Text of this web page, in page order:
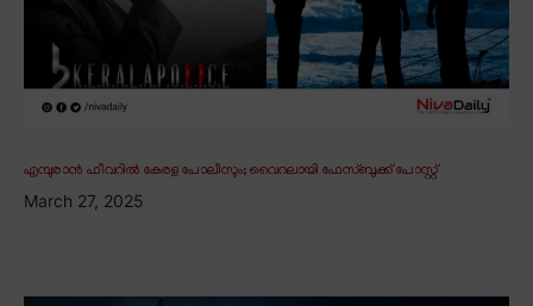
എമ്പുരാൻ ഫീവറിൽ കേരള പോലീസും; വൈറലായി ഫേസ്ബുക്ക് പോസ്റ്റ്
March 27, 2025